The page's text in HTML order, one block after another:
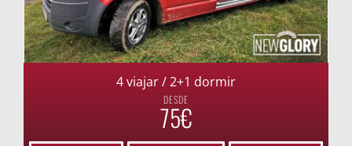
4 viajar / 2+1 dormir
DESDE
75€